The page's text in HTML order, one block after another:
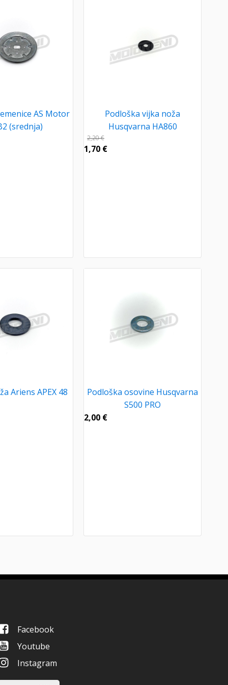
AS Motor
(srednja)
Podloška vijka noža
Husqvarna HA860
2,20€
1,70 €
Ariens APEX 48
Podloška osovine Husqvarna
S500 PRO
2,00 €
Facebook
Youtube
Instagram